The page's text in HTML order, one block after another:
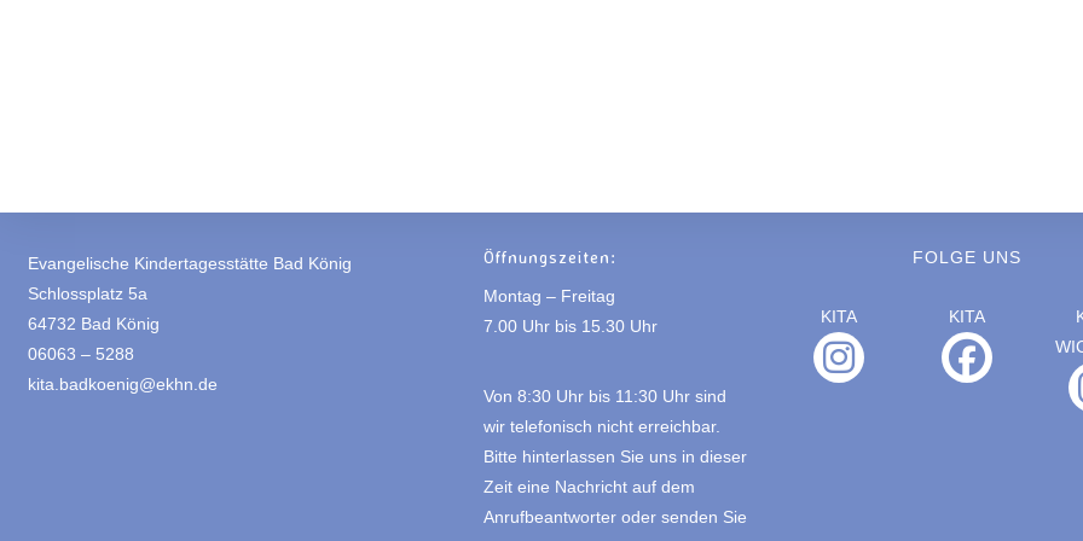
Evangelische Kindertagesstätte Bad König
Schlossplatz 5a
64732 Bad König
06063 – 5288
kita.badkoenig@ekhn.de
Öffnungszeiten:
Montag – Freitag
7.00 Uhr bis 15.30 Uhr
Von 8:30 Uhr bis 11:30 Uhr sind
wir telefonisch nicht erreichbar.
Bitte hinterlassen Sie uns in dieser
Zeit eine Nachricht auf dem
Anrufbeantworter oder senden Sie
FOLGE UNS
KITA KITA